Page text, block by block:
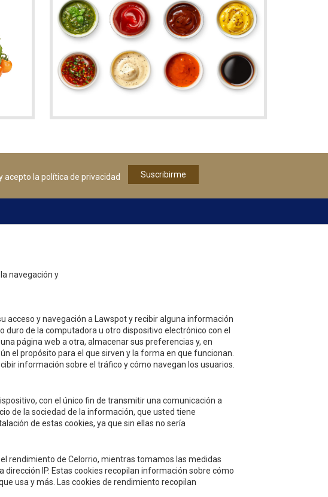
navegación y
acceso y navegación a Lawspot y recibir alguna información
duro de la computadora u otro dispositivo electrónico con el
página web a otra, almacenar sus preferencias y, en
el propósito para el que sirven y la forma en que funcionan.
información sobre el tráfico y cómo navegan los usuarios.
con el único fin de transmitir una comunicación a
de la sociedad de la información, que usted tiene
de estas cookies, ya que sin ellas no sería
rendimiento de Celorrio, mientras tomamos las medidas
IP. Estas cookies recopilan información sobre cómo
usa y más. Las cookies de rendimiento recopilan
acepto la política de privacidad
Calle Torrecilla, 42
803
Aceptola política de protección de
datos y privacidad
interés mediante los medios facilitados.